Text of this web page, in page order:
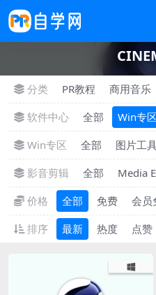
分类 PR教程 商用音乐
软件中心
全部 Win专区
Win专区
全部 图片工
影音剪辑
全部 Media
价格
全部 免费 会员
排序
最新 热度 点赞